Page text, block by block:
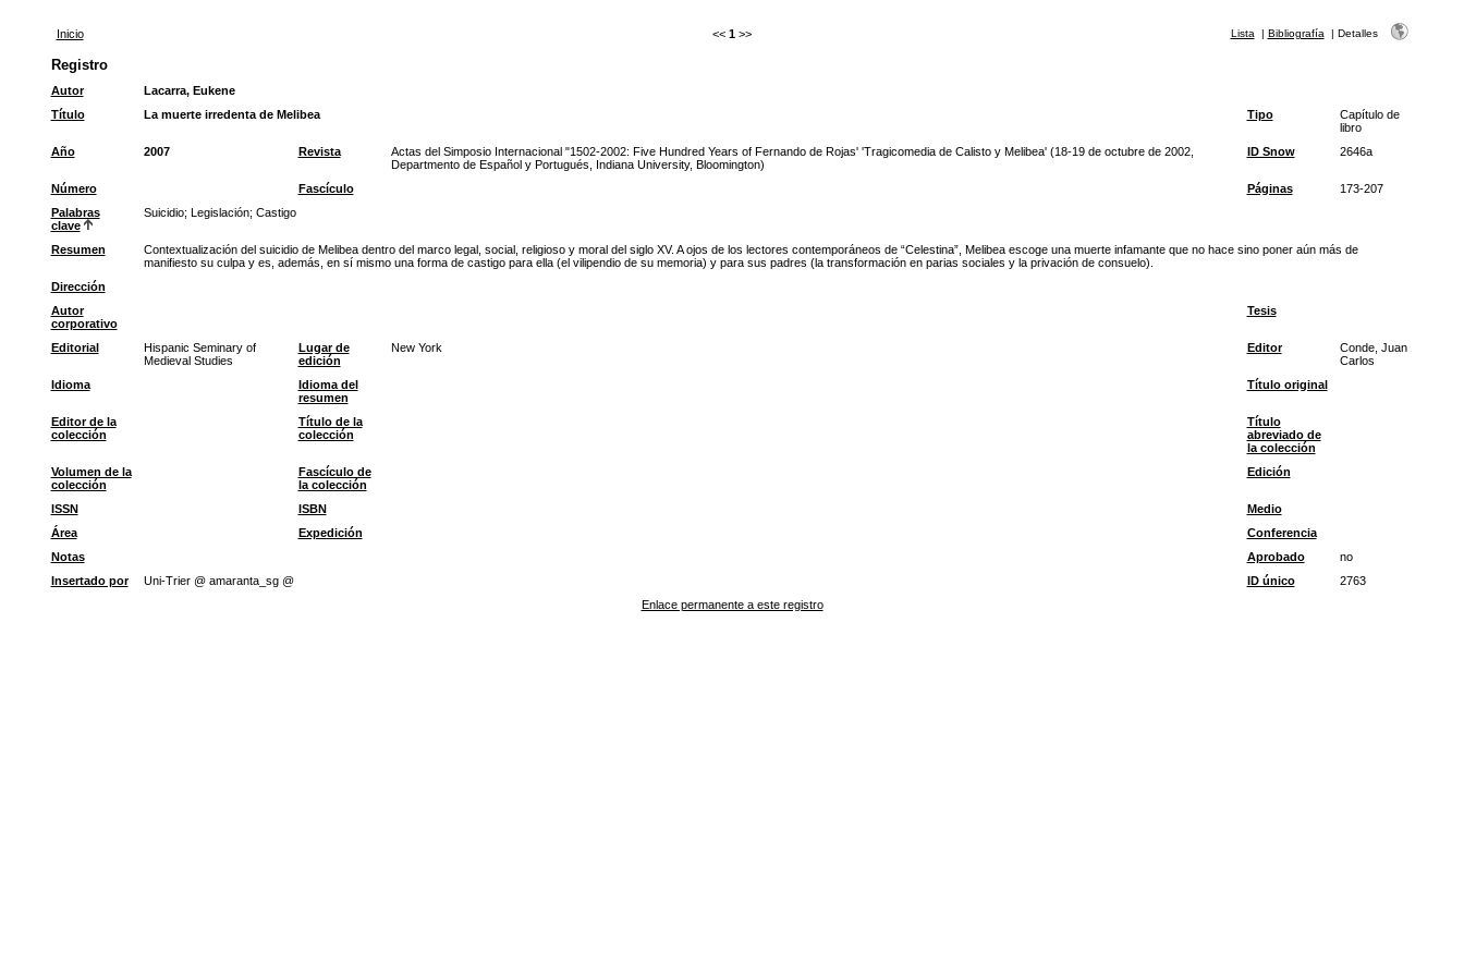
Inicio << 1 >> Lista | Bibliografía | Detalles
Registro
Autor
Lacarra, Eukene
Título
La muerte irredenta de Melibea Tipo
Capítulo de
libro
Año
2007 Revista
Actas del Simposio Internacional "1502-2002: Five Hundred Years of Fernando de Rojas' 'Tragicomedia de Calisto y Melibea' (18-19 de octubre de 2002,
Departmento de Español y Portugués, Indiana University, Bloomington)
ID Snow 2646a
Número Fascículo Páginas
173-207
Palabras
clave
Suicidio; Legislación; Castigo
Resumen
Contextualización del suicidio de Melibea dentro del marco legal, social, religioso y moral del siglo XV. A ojos de los lectores contemporáneos de “Celestina”, Melibea escoge una muerte infamante que no hace sino poner aún más de
manifiesto su culpa y es, además, en sí mismo una forma de castigo para ella (el vilipendio de su memoria) y para sus padres (la transformación en parias sociales y la privación de consuelo).
Dirección
Autor
corporativo
Tesis
Editorial
Hispanic Seminary of
Medieval Studies
Lugar de
edición
New York Editor
Conde, Juan
Carlos
Idioma
Idioma del
resumen
Título original
Editor de la
colección
Título de la
colección
Título
abreviado de
la colección
Volumen de la
colección
Fascículo de
la colección
Edición
ISSN ISBN
Medio
Área
Expedición
Conferencia
Notas
Aprobado
no
Insertado por
Uni-Trier @ amaranta_sg @ ID único
2763
Enlace permanente a este registro